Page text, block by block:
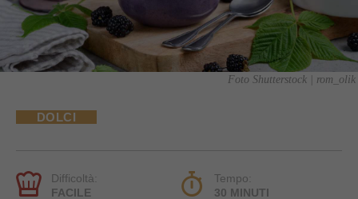
Foto Shutterstock | rom_olik
DOLCI
Difficoltà:
FACILE
Tempo:
30 MINUTI